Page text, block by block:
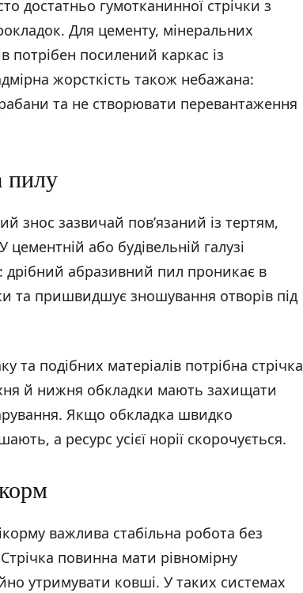
достатньо гумотканинної стрічки з
Для цементу, мінеральних
потрібен посилений каркас із
жорсткість також небажана:
та не створювати перевантаження
пилу
знос зазвичай пов’язаний із тертям,
або будівельній галузі
дрібний абразивний пил проникає в
та пришвидшує зношування отворів під
та подібних матеріалів потрібна стрічка
й нижня обкладки мають захищати
Якщо обкладка швидко
а ресурс усієї норії скорочується.
важлива стабільна робота без
повинна мати рівномірну
утримувати ковші. У таких системах